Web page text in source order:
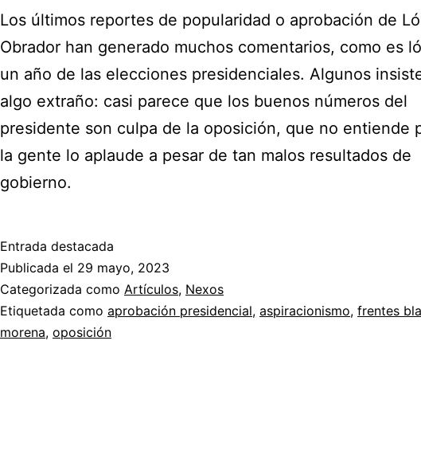
Los últimos reportes de popularidad o aprobación de
Obrador han generado muchos comentarios, como es
un año de las elecciones presidenciales. Algunos
algo extraño: casi parece que los buenos números del
presidente son culpa de la oposición, que no entiende
la gente lo aplaude a pesar de tan malos resultados de
gobierno.
Entrada destacada
Publicada el 29 mayo, 2023
Categorizada como Artículos, Nexos
Etiquetada como aprobación presidencial, aspiracionismo, frentes
morena, oposición